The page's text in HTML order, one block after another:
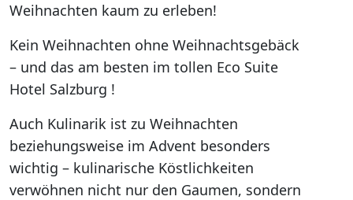
Weihnachten kaum zu erleben!
Kein Weihnachten ohne Weihnachtsgebäck
– und das am besten im tollen Eco Suite
Hotel Salzburg !
Auch Kulinarik ist zu Weihnachten
beziehungsweise im Advent besonders
wichtig – kulinarische Köstlichkeiten
verwöhnen nicht nur den Gaumen, sondern